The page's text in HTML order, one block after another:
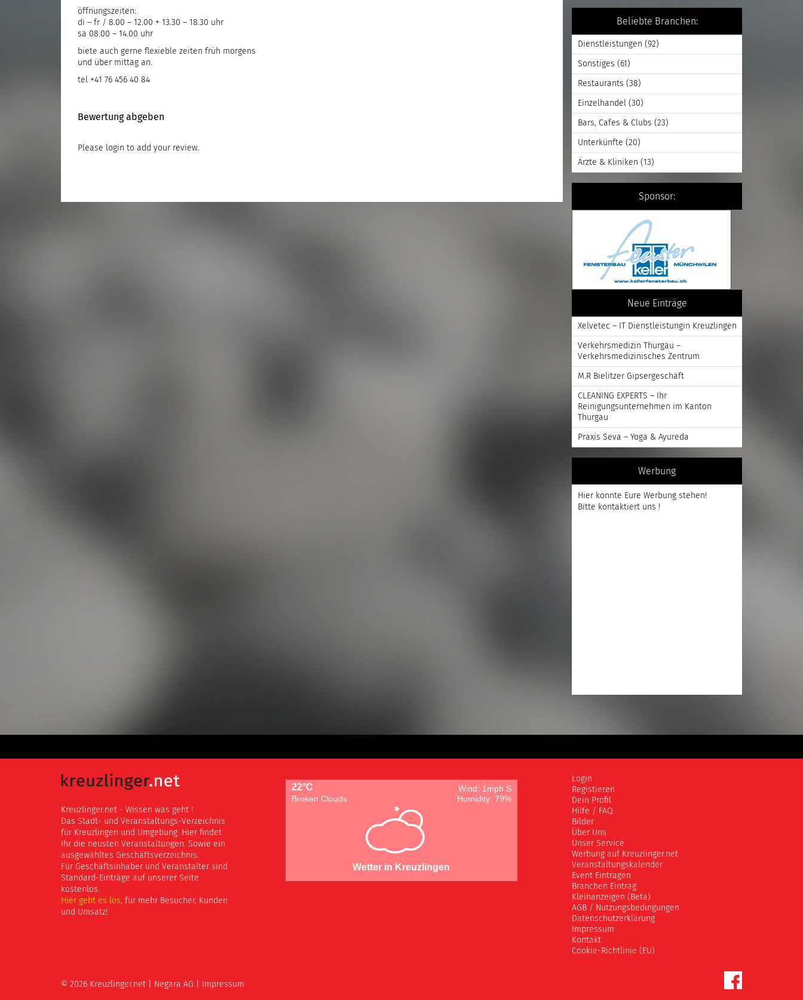
öffnungszeiten:
di – fr / 8.00 – 12.00 + 13.30 – 18.30 uhr
sa 08.00 – 14.00 uhr
biete auch gerne flexieble zeiten früh morgens
und über mittag an.
tel +41 76 456 40 84
Bewertung abgeben
Please login to add your review.
Beliebte Branchen:
Dienstleistungen (92)
Sonstiges (61)
Restaurants (38)
Einzelhandel (30)
Bars, Cafes & Clubs (23)
Unterkünfte (20)
Ärzte & Kliniken (13)
Sponsor:
Neue Einträge
Xelvetec – IT Dienstleistungin Kreuzlingen
Verkehrsmedizin Thurgau –
Verkehrsmedizinisches Zentrum
M.R Bielitzer Gipsergeschäft
CLEANING EXPERTS – Ihr
Reinigungsunternehmen im Kanton
Thurgau
Praxis Seva – Yoga & Ayureda
Werbung
Hier könnte Eure Werbung stehen!
Bitte kontaktiert uns !
Kreuzlinger.net - Wissen was geht !
Das Stadt- und Veranstaltungs-Verzeichnis
für Kreuzlingen und Umgebung. Hier findet
Ihr die neusten Veranstaltungen. Sowie ein
ausgewähltes Geschäftsverzeichnis.
Für Geschäftsinhaber und Veranstalter sind
Standard-Einträge auf unserer Seite
kostenlos.
Hier geht es los, für mehr Besucher, Kunden
und Umsatz!
22°C
Wind: 1mph S
Broken Clouds
Humidity: 79%
Wetter in Kreuzlingen
Login
Registieren
Dein Profil
Hilfe / FAQ
Bilder
Über Uns
Unser Service
Werbung auf Kreuzlinger.net
Veranstaltungskalender
Event Eintragen
Branchen Eintrag
Kleinanzeigen (Beta)
AGB / Nutzungsbedingungen
Datenschutzerklärung
Impressum
Kontakt
Cookie-Richtlinie (EU)
© 2026 Kreuzlinger.net | Negara AG Impressum